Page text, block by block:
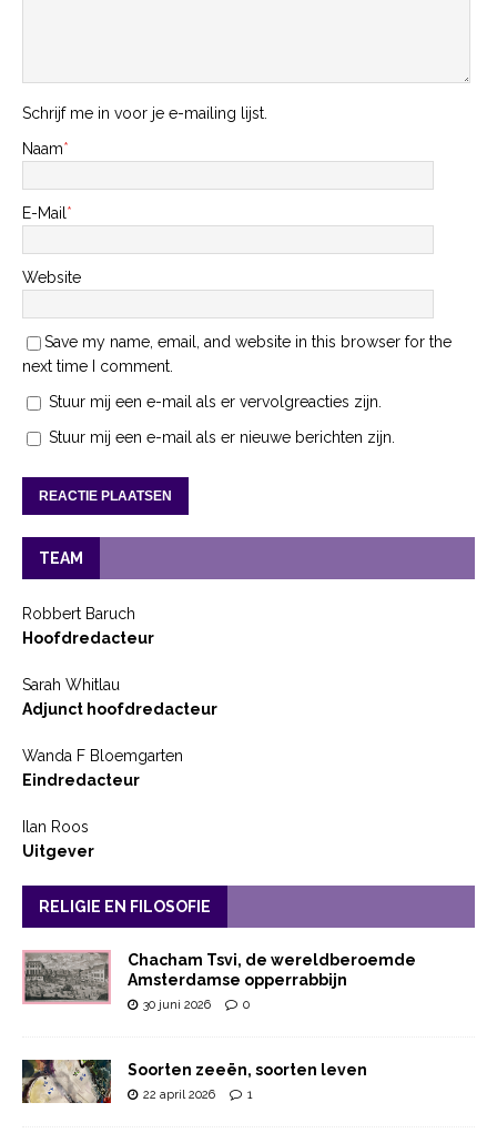
Schrijf me in voor je e-mailing lijst.
Naam*
E-Mail*
Website
Save my name, email, and website in this browser for the
next time I comment.
Stuur mij een e-mail als er vervolgreacties zijn.
Stuur mij een e-mail als er nieuwe berichten zijn.
TEAM
Robbert Baruch
Hoofdredacteur
Sarah Whitlau
Adjunct hoofdredacteur
Wanda F Bloemgarten
Eindredacteur
Ilan Roos
Uitgever
RELIGIE EN FILOSOFIE
Chacham Tsvi, de wereldberoemde
Amsterdamse opperrabbijn
30 juni 2026 0
Soorten zeeën, soorten leven
22 april 2026 1